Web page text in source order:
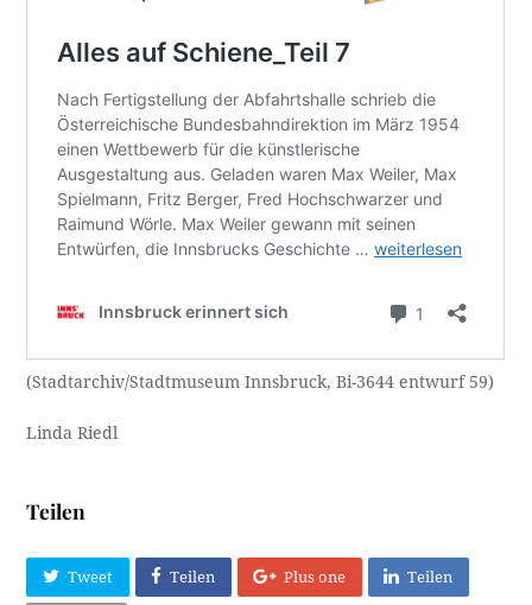
(Stadtarchiv/Stadtmuseum Innsbruck, Bi-3644 entwurf 59)
Linda Riedl
Teilen
Tweet Teilen Plus one Teilen